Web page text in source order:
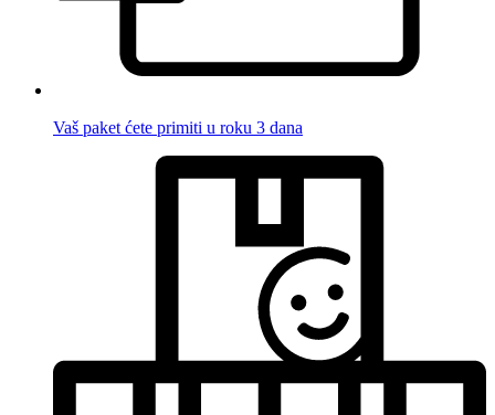
Vaš paket ćete primiti u roku 3 dana